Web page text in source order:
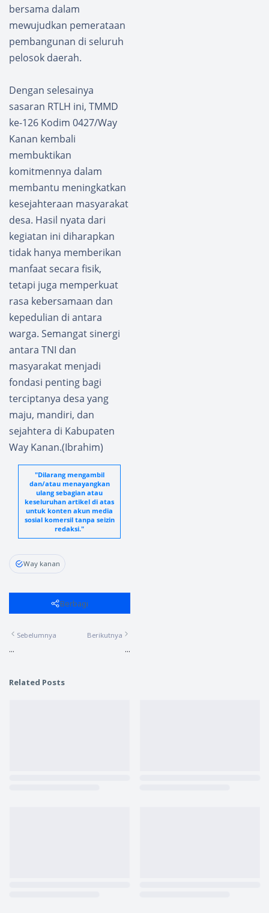
bersama dalam
mewujudkan pemerataan
pembangunan di seluruh
pelosok daerah.
Dengan selesainya
sasaran RTLH ini, TMMD
ke-126 Kodim 0427/Way
Kanan kembali
membuktikan
komitmennya dalam
membantu meningkatkan
kesejahteraan masyarakat
desa. Hasil nyata dari
kegiatan ini diharapkan
tidak hanya memberikan
manfaat secara fisik,
tetapi juga memperkuat
rasa kebersamaan dan
kepedulian di antara
warga. Semangat sinergi
antara TNI dan
masyarakat menjadi
fondasi penting bagi
terciptanya desa yang
maju, mandiri, dan
sejahtera di Kabupaten
Way Kanan.(Ibrahim)
"Dilarang mengambil
dan/atau menayangkan
ulang sebagian atau
keseluruhan artikel di atas
untuk konten akun media
sosial komersil tanpa seizin
redaksi."
Way kanan
Berbagi
Sebelumnya
...
Berikutnya
...
Related Posts